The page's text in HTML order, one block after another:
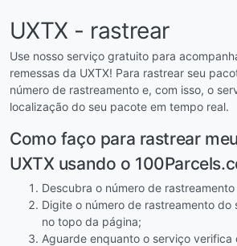
UXTX - rastrear
Use nosso serviço gratuito para
remessas da UXTX! Para rastrear seu
número de rastreamento e, com isso, o
localização do seu pacote em tempo real.
Como faço para rastrear
UXTX usando o
Descubra o número de
Digite o número de rastreamento do
no topo da página;
Aguarde enquanto o serviço verifica